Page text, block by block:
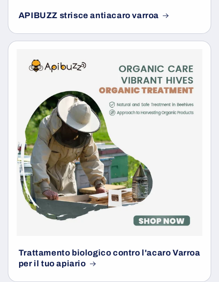
APIBUZZ strisce antiacaro varroa
Trattamento biologico contro l'acaro Varroa
per il tuo apiario